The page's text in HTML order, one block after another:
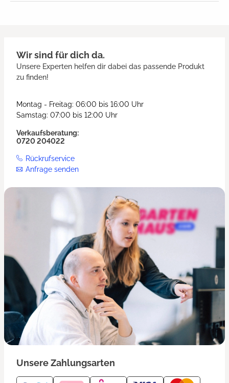
Wir sind für dich da.
Unsere Experten helfen dir dabei das passende Produkt
zu finden!
Montag - Freitag: 06:00 bis 16:00 Uhr
Samstag: 07:00 bis 12:00 Uhr
Verkaufsberatung:
0720 204022
Rückrufservice
Anfrage senden
Unsere Zahlungsarten